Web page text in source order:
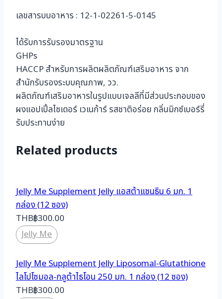
เลขสารบบอาหาร : 12-1-02261-5-0145
ได้รับการรับรองมาตรฐาน
GHPs
HACCP สำหรับการผลิตผลิตภัณฑ์เสริมอาหาร จาก
สำนักรับรองระบบคุณภาพ, วว.
ผลิตภัณฑ์เสริมอาหารในรูปแบบเจลลีที่มีส่วนประกอบของ
ผงแอปเปิ้ลไซเดอร์ เวเนก้าร์ รสชาติอร่อย กลิ่นมิกซ์เบอร์รี่
รับประทานง่าย
Related products
Jelly Me Supplement Jelly แอสต้าแซนธิน 6 มก. 1
กล่อง (12 ซอง)
THB฿300.00
Jelly Me
Jelly Me Supplement Jelly Liposomal-Glutathione
ไลโปโซมอล-กลูต้าไธโอน 250 มก. 1 กล่อง (12 ซอง)
THB฿300.00